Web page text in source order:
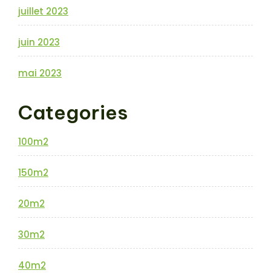
juillet 2023
juin 2023
mai 2023
Categories
100m2
150m2
20m2
30m2
40m2